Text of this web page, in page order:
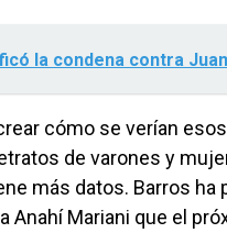
la condena contra
cómo se verían
de varones y
más datos. Barros ha
Anahí Mariani que el